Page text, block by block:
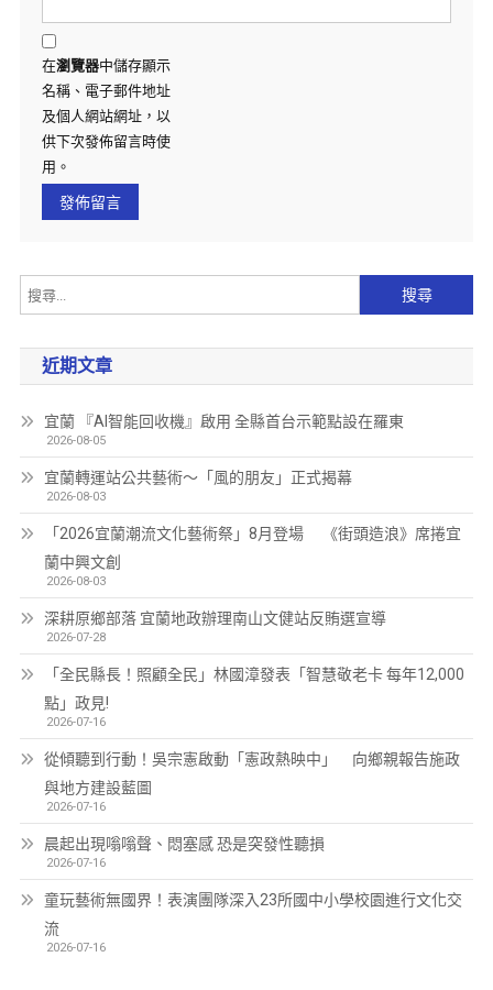
在瀏覽器中儲存顯示
名稱、電子郵件地址
及個人網站網址，以
供下次發佈留言時使
用。
近期文章
宜蘭 『AI智能回收機』啟用 全縣首台示範點設在羅東
2026-08-05
宜蘭轉運站公共藝術～「風的朋友」正式揭幕
2026-08-03
「2026宜蘭潮流文化藝術祭」8月登場 《街頭造浪》席捲宜
蘭中興文創
2026-08-03
深耕原鄉部落 宜蘭地政辦理南山文健站反賄選宣導
2026-07-28
「全民縣長！照顧全民」林國漳發表「智慧敬老卡 每年12,000
點」政見!
2026-07-16
從傾聽到行動！吳宗憲啟動「憲政熱映中」 向鄉親報告施政
與地方建設藍圖
2026-07-16
晨起出現嗡嗡聲、悶塞感 恐是突發性聽損
2026-07-16
童玩藝術無國界！表演團隊深入23所國中小學校園進行文化交
流
2026-07-16